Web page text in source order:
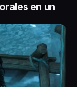
en un